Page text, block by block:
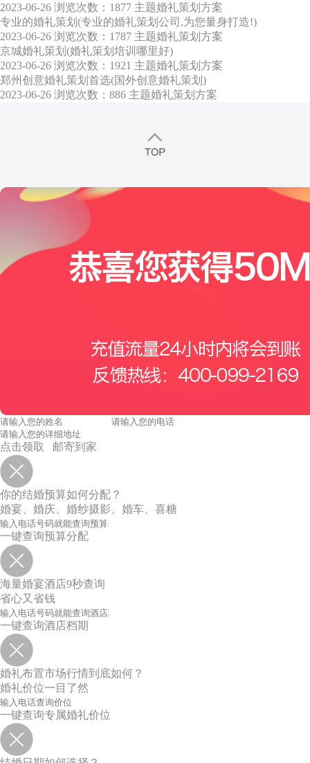
2023-06-26 浏览次数：1877 主题婚礼策划方案
专业的婚礼策划(专业的婚礼策划公司,为您量身打造!)
2023-06-26 浏览次数：1787 主题婚礼策划方案
京城婚礼策划(婚礼策划培训哪里好)
2023-06-26 浏览次数：1921 主题婚礼策划方案
郑州创意婚礼策划首选(国外创意婚礼策划)
2023-06-26 浏览次数：886 主题婚礼策划方案
点击领取 邮寄到家
你的结婚预算如何分配？
婚宴、婚庆、婚纱摄影、婚车、喜糖
一键查询预算分配
海量婚宴酒店9秒查询
省心又省钱
一键查询酒店档期
婚礼布置市场行情到底如何？
婚礼价位一目了然
一键查询专属婚礼价位